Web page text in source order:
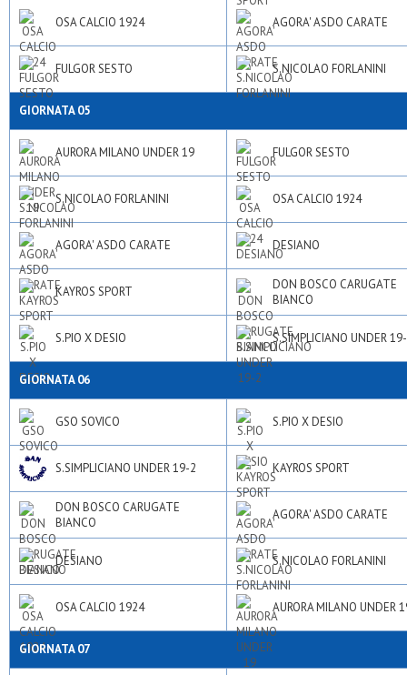
OSA CALCIO 1924 AGORA' ASDO CARATE
FULGOR SESTO S.NICOLAO FORLANINI
GIORNATA 05
AURORA MILANO UNDER 19 FULGOR SESTO
S.NICOLAO FORLANINI OSA CALCIO 1924
AGORA' ASDO CARATE DESIANO
KAYROS SPORT
DON BOSCO CARUGATE
BIANCO
S.PIO X DESIO S.SIMPLICIANO UNDER
GIORNATA 06
GSO SOVICO S.PIO X DESIO
S.SIMPLICIANO UNDER 19-2 KAYROS SPORT
DON BOSCO CARUGATE
BIANCO
AGORA' ASDO CARATE
DESIANO S.NICOLAO FORLANINI
OSA CALCIO 1924 AURORA MILANO UNDER
GIORNATA 07